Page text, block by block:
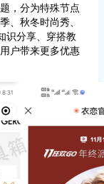
，分为特殊节点
、秋冬时尚秀、
识分享、穿搭教
户带来更多优惠